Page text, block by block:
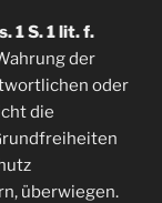
1 S. 1 lit. f.
der
oder
die
überwiegen.